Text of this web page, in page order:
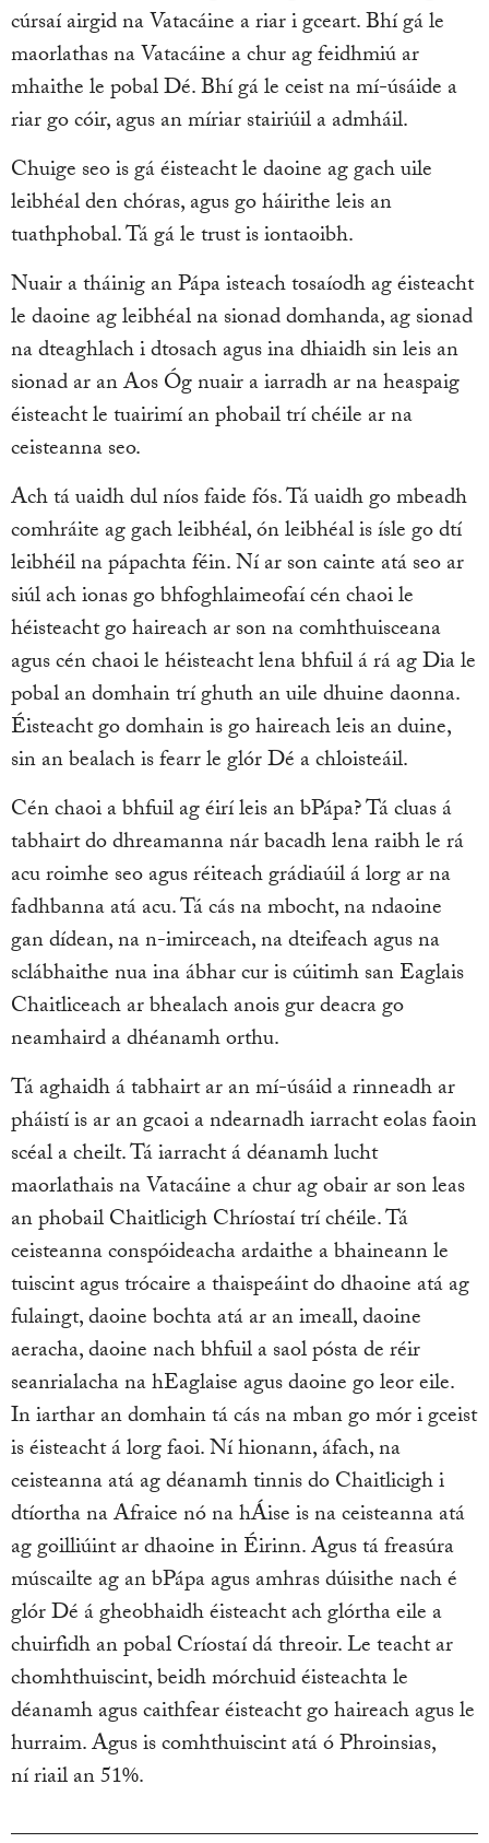
cúrsaí airgid na Vatacáine a riar i gceart. Bhí gá le
maorlathas na Vatacáine a chur ag feidhmiú ar
mhaithe le pobal Dé. Bhí gá le ceist na mí-úsáide a
riar go cóir, agus an míriar stairiúil a admháil.
Chuige seo is gá éisteacht le daoine ag gach uile
leibhéal den chóras, agus go háirithe leis an
tuathphobal. Tá gá le trust is iontaoibh.
Nuair a tháinig an Pápa isteach tosaíodh ag éisteacht
le daoine ag leibhéal na sionad domhanda, ag sionad
na dteaghlach i dtosach agus ina dhiaidh sin leis an
sionad ar an Aos Óg nuair a iarradh ar na heaspaig
éisteacht le tuairimí an phobail trí chéile ar na
ceisteanna seo.
Ach tá uaidh dul níos faide fós. Tá uaidh go mbeadh
comhráite ag gach leibhéal, ón leibhéal is ísle go dtí
leibhéil na pápachta féin. Ní ar son cainte atá seo ar
siúl ach ionas go bhfoghlaimeofaí cén chaoi le
héisteacht go haireach ar son na comhthuisceana
agus cén chaoi le héisteacht lena bhfuil á rá ag Dia le
pobal an domhain trí ghuth an uile dhuine daonna.
Éisteacht go domhain is go haireach leis an duine,
sin an bealach is fearr le glór Dé a chloisteáil.
Cén chaoi a bhfuil ag éirí leis an bPápa? Tá cluas á
tabhairt do dhreamanna nár bacadh lena raibh le rá
acu roimhe seo agus réiteach grádiaúil á lorg ar na
fadhbanna atá acu. Tá cás na mbocht, na ndaoine
gan dídean, na n-imirceach, na dteifeach agus na
sclábhaithe nua ina ábhar cur is cúitimh san Eaglais
Chaitliceach ar bhealach anois gur deacra go
neamhaird a dhéanamh orthu.
Tá aghaidh á tabhairt ar an mí-úsáid a rinneadh ar
pháistí is ar an gcaoi a ndearnadh iarracht eolas faoin
scéal a cheilt. Tá iarracht á déanamh lucht
maorlathais na Vatacáine a chur ag obair ar son leas
an phobail Chaitlicigh Chríostaí trí chéile. Tá
ceisteanna conspóideacha ardaithe a bhaineann le
tuiscint agus trócaire a thaispeáint do dhaoine atá ag
fulaingt, daoine bochta atá ar an imeall, daoine
aeracha, daoine nach bhfuil a saol pósta de réir
seanrialacha na hEaglaise agus daoine go leor eile.
In iarthar an domhain tá cás na mban go mór i gceist
is éisteacht á lorg faoi. Ní hionann, áfach, na
ceisteanna atá ag déanamh tinnis do Chaitlicigh i
dtíortha na Afraice nó na hÁise is na ceisteanna atá
ag goilliúint ar dhaoine in Éirinn. Agus tá freasúra
múscailte ag an bPápa agus amhras dúisithe nach é
glór Dé á gheobhaidh éisteacht ach glórtha eile a
chuirfidh an pobal Críostaí dá threoir. Le teacht ar
chomhthuiscint, beidh mórchuid éisteachta le
déanamh agus caithfear éisteacht go haireach agus le
hurraim. Agus is comhthuiscint atá ó Phroinsias,
ní riail an 51%.